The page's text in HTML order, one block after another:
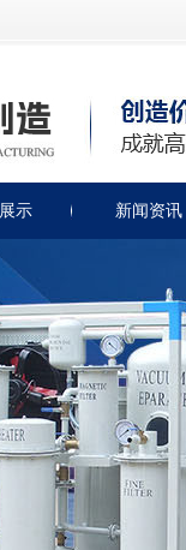
示
油机
油机
油机
油机
油机
油机
试仪
新闻资讯
滤油机知
滤油机保养